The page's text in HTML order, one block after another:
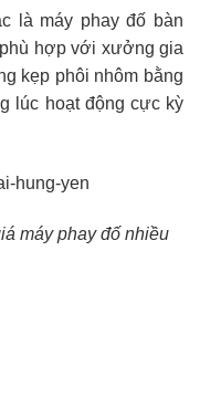
là máy phay đố bàn
hợp với xưởng gia
kẹp phôi nhôm bằng
lúc hoạt động cực kỳ
máy phay đố nhiều